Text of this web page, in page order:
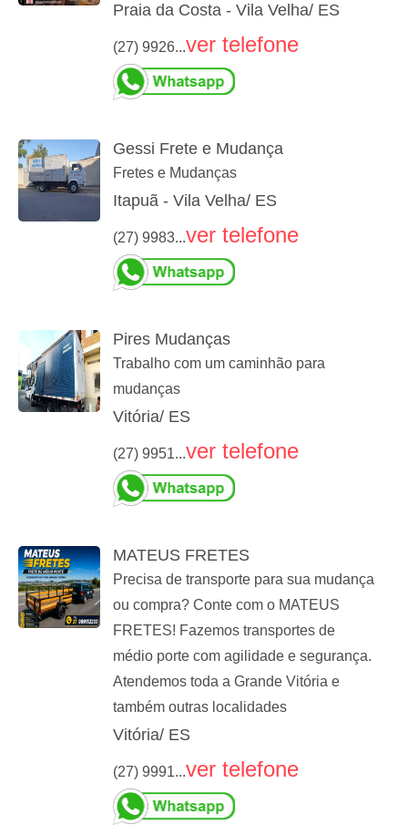
Praia da Costa - Vila Velha/ ES
(27) 9926...ver telefone
Gessi Frete e Mudança
Fretes e Mudanças
Itapuã - Vila Velha/ ES
(27) 9983...ver telefone
Pires Mudanças
Trabalho com um caminhão para
mudanças
Vitória/ ES
(27) 9951...ver telefone
MATEUS FRETES
Precisa de transporte para sua mudança
ou compra? Conte com o MATEUS
FRETES! Fazemos transportes de
médio porte com agilidade e segurança.
Atendemos toda a Grande Vitória e
também outras localidades
Vitória/ ES
(27) 9991...ver telefone